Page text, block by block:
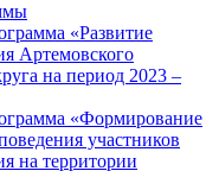
«Развитие
Артемовского
на период 2023 –
«Формирование
участников
на территории